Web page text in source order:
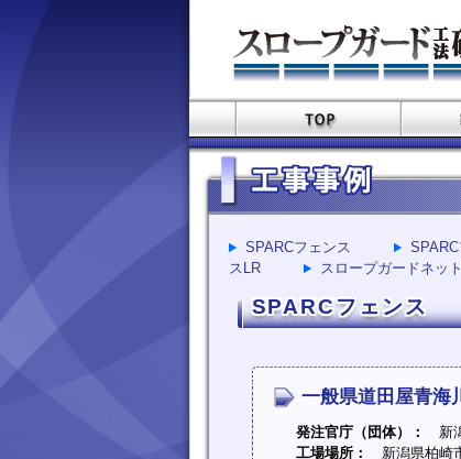
SPARCフェンス
スLR
スロープガードネッ
SPARCフェンス
一般県道田屋青海
発注官庁（団体）：
新
工場場所：
新潟県柏崎